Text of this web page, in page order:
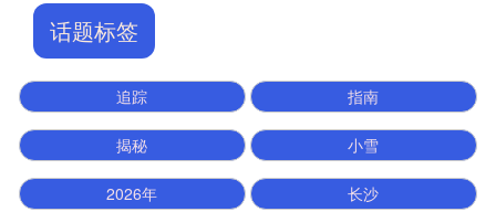
话题标签
追踪 指南
揭秘 小雪
2026年 长沙